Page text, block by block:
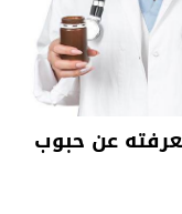
عن حبوب